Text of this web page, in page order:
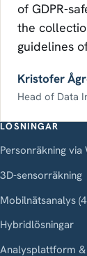
of GDPR-
the
guidelines
Kristofer
Head of Data
LÖSNINGAR
Personräkning via
3D-sensorräkning
Mobilnätsanalys
Hybridlösningar
Analysplattform &